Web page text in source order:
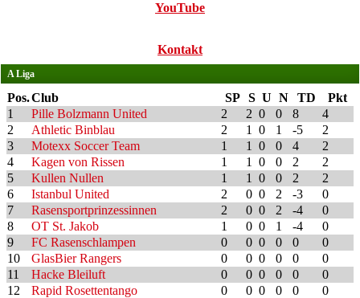
YouTube
Kontakt
A Liga
Pos.Club SP S U N TD
Pkt
1
Pille Bolzmann United 2 2 0 0 8
4
2
Athletic Binblau 2 1 0 1 -5
2
3
Motexx Soccer Team 1 1 0 0 4
2
4
Kagen von Rissen 1 1 0 0 2
2
5
Kullen Nullen 1 1 0 0 2
2
6
Istanbul United 2 0 0 2 -3
0
7
Rasensportprinzessinnen 2 0 0 2 -4
0
8
OT St. Jakob 1 0 0 1 -4
0
9
FC Rasenschlampen 0 0 0 0 0
0
10
GlasBier Rangers 0 0 0 0 0
0
11
Hacke Bleiluft 0 0 0 0 0
0
12
Rapid Rosettentango 0 0 0 0 0
0